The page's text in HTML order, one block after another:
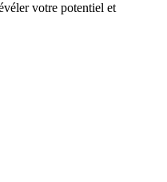
votre potentiel et